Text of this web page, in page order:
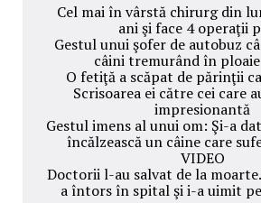
Cel mai în vârstă chirurg din
ani şi face 4 operaţii
Gestul unui şofer de autobuz
câini tremurând în ploaie
O fetiţă a scăpat de părinţii
Scrisoarea ei către cei care
impresionantă
Gestul imens al unui om: Şi-a
încălzească un câine care
VIDEO
Doctorii l-au salvat de la
a întors în spital şi i-a uimit